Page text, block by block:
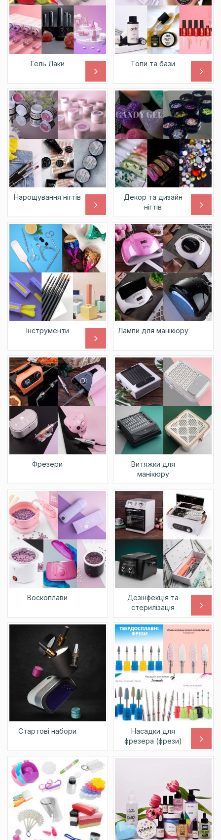
Гель Лаки Топи та бази
Нарощування нігтів
Декор та дизайн
нігтів
Інструменти Лампи для манікюру
Фрезери
Витяжки для
манікюру
Воскоплави
Дезінфекція та
стерилізація
Стартові набори
Насадки для
фрезера (фрези)